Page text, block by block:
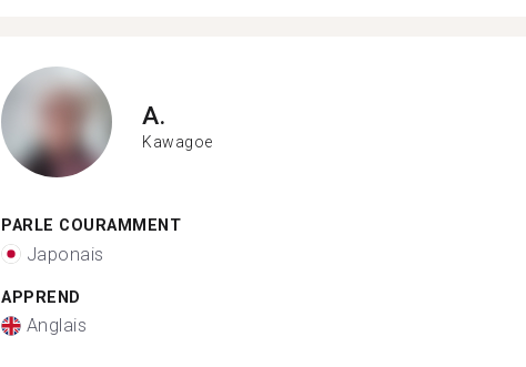
A.
Kawagoe
PARLE COURAMMENT
Japonais
APPREND
Anglais